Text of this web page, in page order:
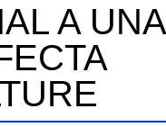
A UNA